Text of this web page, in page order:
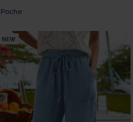
Poche
NEW